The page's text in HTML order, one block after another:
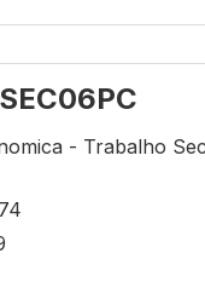
- Trabalho